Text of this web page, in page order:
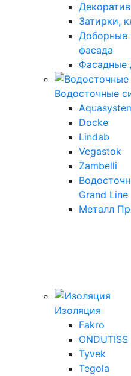
Затирки,
Доборные
фасада
Фасадные
Водосточные
Docke
Lindab
Vegastok
Zambelli
Grand Line
Металл
Изоляция
Fakro
ONDUTISS
Tyvek
Tegola